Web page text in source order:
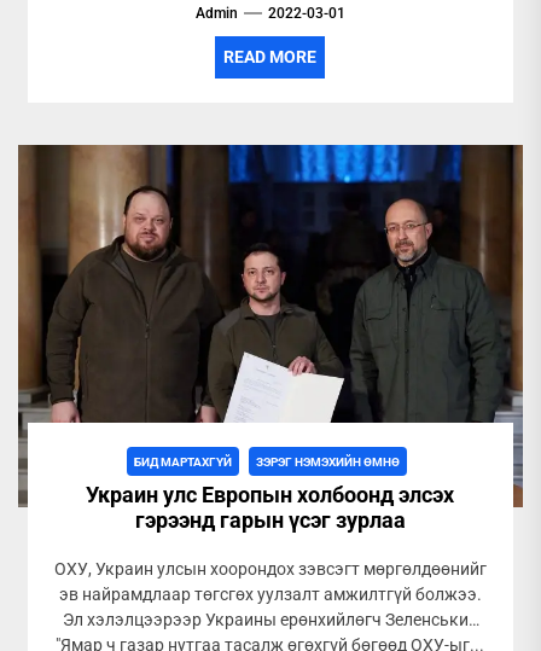
хөдөлгөөн нь...
Admin 2022-03-01
READ MORE
БИД МАРТАХГҮЙ ЗЭРЭГ НЭМЭХИЙН ӨМНӨ
Украин улс Европын холбоонд элсэх
гэрээнд гарын үсэг зурлаа
ОХУ, Украин улсын хоорондох зэвсэгт мөргөлдөөнийг
эв найрамдлаар төгсгөх уулзалт амжилтгүй болжээ.
Эл хэлэлцээрээр Украины ерөнхийлөгч Зеленський
"Ямар ч газар нутгаа тасалж өгөхгүй бөгөөд ОХУ-ыг...